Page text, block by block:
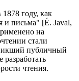
году, как
и письма" [É. Javal,
на
стали
публичный
разработать
чтения.